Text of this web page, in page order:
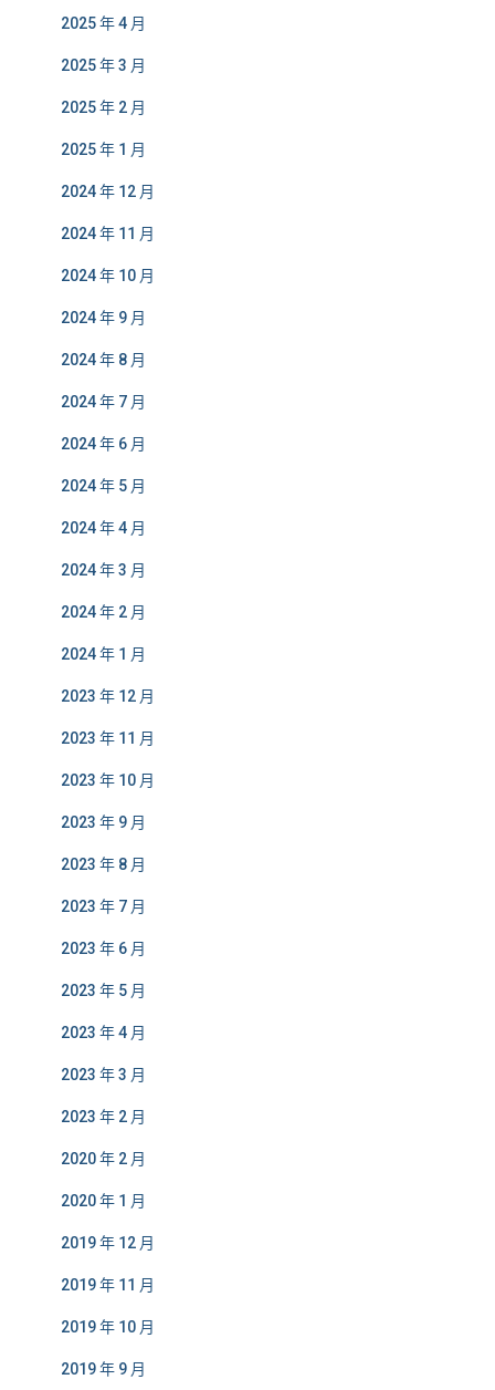
2025 年 4 月
2025 年 3 月
2025 年 2 月
2025 年 1 月
2024 年 12 月
2024 年 11 月
2024 年 10 月
2024 年 9 月
2024 年 8 月
2024 年 7 月
2024 年 6 月
2024 年 5 月
2024 年 4 月
2024 年 3 月
2024 年 2 月
2024 年 1 月
2023 年 12 月
2023 年 11 月
2023 年 10 月
2023 年 9 月
2023 年 8 月
2023 年 7 月
2023 年 6 月
2023 年 5 月
2023 年 4 月
2023 年 3 月
2023 年 2 月
2020 年 2 月
2020 年 1 月
2019 年 12 月
2019 年 11 月
2019 年 10 月
2019 年 9 月